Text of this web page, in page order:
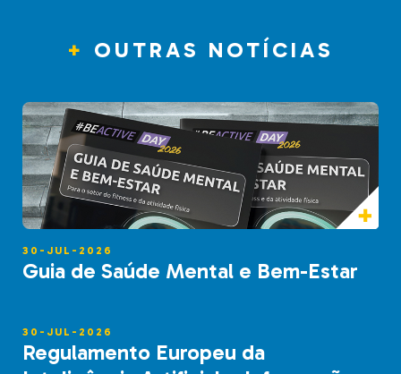
OUTRAS NOTÍCIAS
30-JUL-2026
Guia de Saúde Mental e Bem-Estar
30-JUL-2026
Regulamento Europeu da